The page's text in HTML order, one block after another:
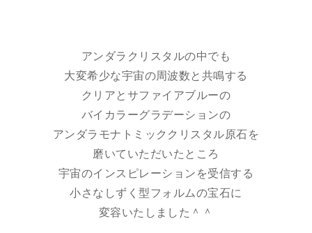
アンダラクリスタルの中でも
大変希少な宇宙の周波数と共鳴する
クリアとサファイアブルーの
バイカラーグラデーションの
アンダラモナトミッククリスタル原石を
磨いていただいたところ
宇宙のインスピレーションを受信する
小さなしずく型フォルムの宝石に
変容いたしました＾＾